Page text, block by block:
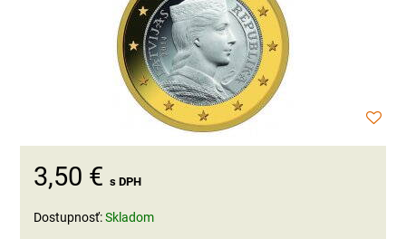
3,50 € s DPH
Dostupnosť:Skladom